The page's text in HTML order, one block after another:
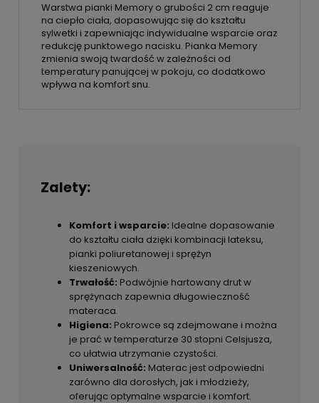
Warstwa pianki Memory o grubości 2 cm reaguje
na ciepło ciała, dopasowując się do kształtu
sylwetki i zapewniając indywidualne wsparcie oraz
redukcję punktowego nacisku. Pianka Memory
zmienia swoją twardość w zależności od
temperatury panującej w pokoju, co dodatkowo
wpływa na komfort snu.
Zalety:
Komfort i wsparcie: Idealne dopasowanie
do kształtu ciała dzięki kombinacji lateksu,
pianki poliuretanowej i sprężyn
kieszeniowych.
Trwałość: Podwójnie hartowany drut w
sprężynach zapewnia długowieczność
materaca.
Higiena: Pokrowce są zdejmowane i można
je prać w temperaturze 30 stopni Celsjusza,
co ułatwia utrzymanie czystości.
Uniwersalność: Materac jest odpowiedni
zarówno dla dorosłych, jak i młodzieży,
oferując optymalne wsparcie i komfort.